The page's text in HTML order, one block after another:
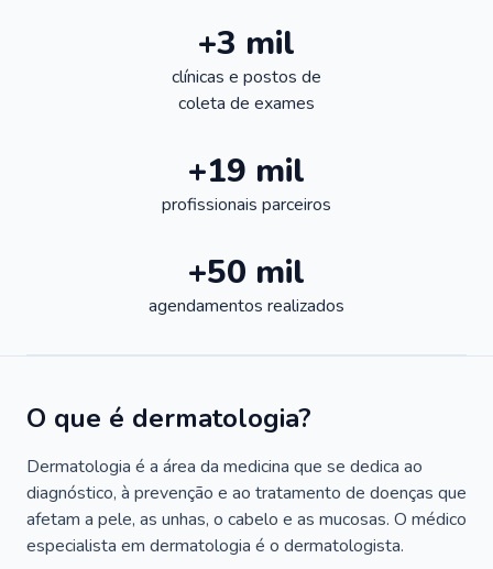
+3 mil
clínicas e postos de
coleta de exames
+19 mil
profissionais parceiros
+50 mil
agendamentos realizados
O que é dermatologia?
Dermatologia é a área da medicina que se dedica ao
diagnóstico, à prevenção e ao tratamento de doenças que
afetam a pele, as unhas, o cabelo e as mucosas. O médico
especialista em dermatologia é o dermatologista.